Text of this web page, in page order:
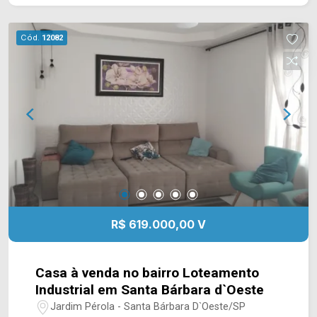
oferece ainda uma ótima área de lazer com
piscina aquecida, sauna e salão de festas,
academia e brinquedoteca. > 03 quartos, todos
suíte; > 02 banheiros, sendo 01 social, 01 lavabo;
> 02 vaga de garagem, coberta. Localizado
fácil acesso as avenidas de maior fluxo e Centro,
essa região conta com supermercados,
farmácias, restaurantes e comércio em geral.
Para saber mais sobre o imóvel ou para agendar
uma visita, entre em contato conosco: Telefone e
Whatsapp Arbix: (19) 3475-4546 ARBIX IMÓVEIS
- Presente em cada mudança!
Cód. 12082
R$ 619.000,00 V
Casa à venda no bairro Loteamento
Industrial em Santa Bárbara d`Oeste
Jardim Pérola - Santa Bárbara D`Oeste/SP